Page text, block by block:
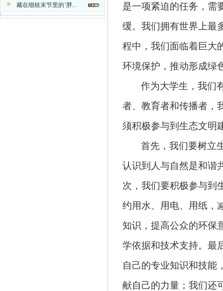
藏在细枝末节里的‘胖...
是一项紧迫的任务，需
缓。我们拥有世界上最
程中，我们面临着巨大
环境保护，推动形成绿
作为大学生，我们
者、教育者和传播者，
须积极参与到生态文明
首先，我们要树立
认识到人与自然是和谐
次，我们要积极参与到
约用水、用电、用纸，
知识，提高公众的环保
学依据和技术支持。最
自己的专业知识和技能
献自己的力量；我们还